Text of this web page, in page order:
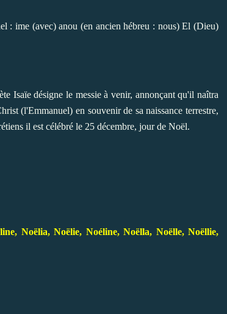
: ime (avec) anou (en ancien hébreu : nous) El (Dieu)
Isaïe désigne le messie à venir, annonçant qu'il naîtra
(l'Emmanuel) en souvenir de sa naissance terrestre,
il est célébré le 25 décembre, jour de Noël.
Noëlia, Noëlie, Noéline, Noëlla, Noëlle, Noëllie,